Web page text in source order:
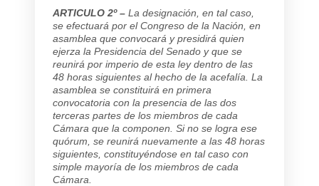
ARTICULO 2º – La designación, en tal caso,
se efectuará por el Congreso de la Nación, en
asamblea que convocará y presidirá quien
ejerza la Presidencia del Senado y que se
reunirá por imperio de esta ley dentro de las
48 horas siguientes al hecho de la acefalía. La
asamblea se constituirá en primera
convocatoria con la presencia de las dos
terceras partes de los miembros de cada
Cámara que la componen. Si no se logra ese
quórum, se reunirá nuevamente a las 48 horas
siguientes, constituyéndose en tal caso con
simple mayoría de los miembros de cada
Cámara.